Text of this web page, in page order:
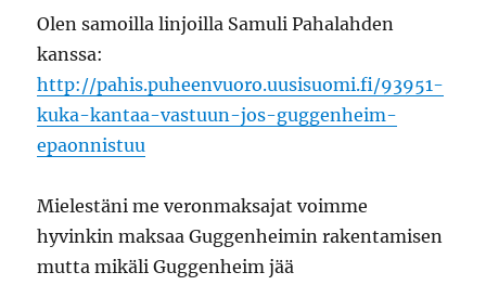
Olen samoilla linjoilla Samuli Pahalahden
kanssa:
http://pahis.puheenvuoro.uusisuomi.fi/93951-
kuka-kantaa-vastuun-jos-guggenheim-
epaonnistuu
Mielestäni me veronmaksajat voimme
hyvinkin maksaa Guggenheimin rakentamisen
mutta mikäli Guggenheim jää